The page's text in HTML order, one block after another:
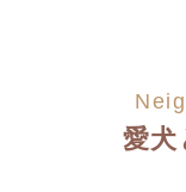
愛犬